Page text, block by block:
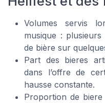
Volumes servis
musique :
de bière sur
Part des bieres
dans l’offre de
hausse constante.
Proportion de